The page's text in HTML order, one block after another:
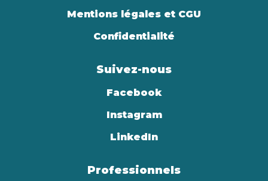
Mentions légales et CGU
Confidentialité
Suivez-nous
Facebook
Instagram
LinkedIn
Professionnels